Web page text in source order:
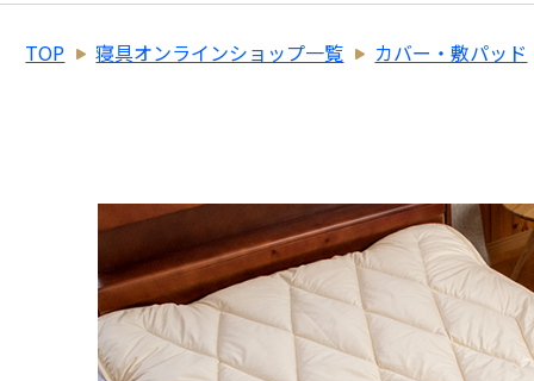
TOP 寝具オンラインショップ一覧 カバー・敷パッド